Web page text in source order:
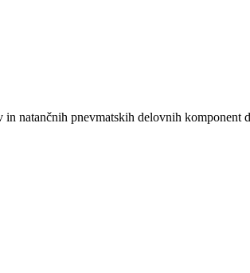
natančnih pnevmatskih delovnih komponent